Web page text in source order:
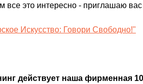
все это интересно - приглашаю вас
Искусство: Говори Свободно!"
действует наша фирменная